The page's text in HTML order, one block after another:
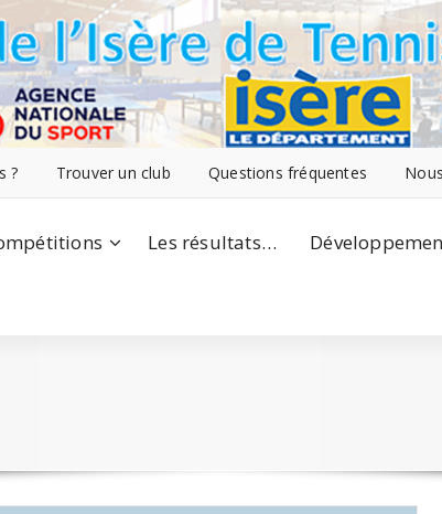
? Trouver un club Questions fréquentes
Les résultats…